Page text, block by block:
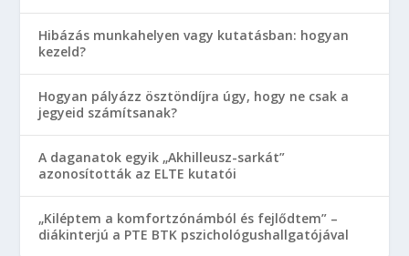
Hibázás munkahelyen vagy kutatásban: hogyan
kezeld?
Hogyan pályázz ösztöndíjra úgy, hogy ne csak a
jegyeid számítsanak?
A daganatok egyik „Akhilleusz-sarkát”
azonosították az ELTE kutatói
„Kiléptem a komfortzónámból és fejlődtem” –
diákinterjú a PTE BTK pszichológushallgatójával